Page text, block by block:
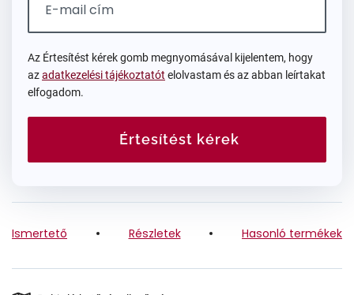
Az Értesítést kérek gomb megnyomásával kijelentem, hogy
azadatkezelési tájékoztatót elolvastam és az abban leírtakat
elfogadom.
Értesítést kérek
Ismertető Részletek Hasonló termékek